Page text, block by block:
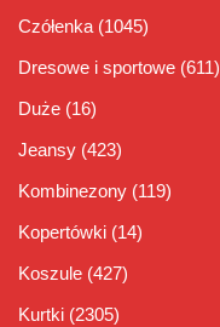
Czółenka (1045)
Dresowe i sportowe (611)
Duże (16)
Jeansy (423)
Kombinezony (119)
Kopertówki (14)
Koszule (427)
Kurtki (2305)